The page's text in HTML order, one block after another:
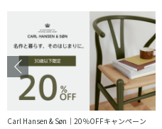
Carl Hansen & Søn｜20％OFFキャンペーン